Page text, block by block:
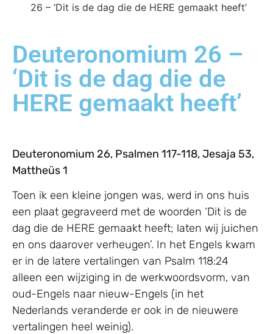
26 – ‘Dit is de dag die de HERE gemaakt heeft’
Deuteronomium 26 –
‘Dit is de dag die de
HERE gemaakt heeft’
Deuteronomium 26, Psalmen 117-118, Jesaja 53,
Mattheüs 1
Toen ik een kleine jongen was, werd in ons huis
een plaat gegraveerd met de woorden ‘Dit is de
dag die de HERE gemaakt heeft; laten wij juichen
en ons daarover verheugen’. In het Engels kwam
er in de latere vertalingen van Psalm 118:24
alleen een wijziging in de werkwoordsvorm, van
oud-Engels naar nieuw-Engels (in het
Nederlands veranderde er ook in de nieuwere
vertalingen heel weinig).